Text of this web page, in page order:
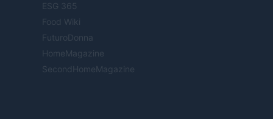
ESG 365
Food Wiki
FuturoDonna
HomeMagazine
SecondHomeMagazine